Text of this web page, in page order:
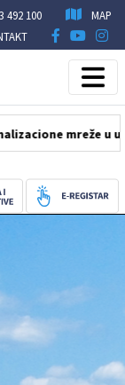
492 100
MAP
mreže u ulici